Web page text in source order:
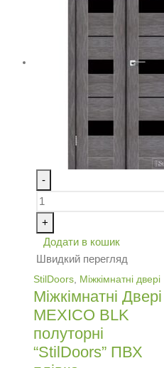
-
+
Додати в кошик
Швидкий перегляд
StilDoors Міжкімнатні двері
Міжкімнатні Двері
MEXICO BLK
полуторні
“StilDoors” ПВХ